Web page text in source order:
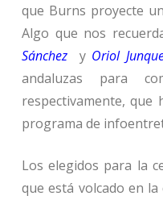
que Burns proyecte
Algo que nos
Sánchez
y Oriol
andaluzas para
respectivamente, que
programa de
Los elegidos para la
que está volcado en